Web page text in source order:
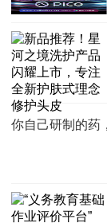
你自己研制的药